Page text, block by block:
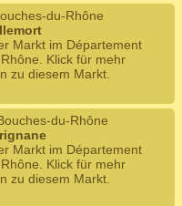
du-Rhône
Markt im Département
Klick für mehr
zu diesem Markt.
du-Rhône
Markt im Département
Klick für mehr
zu diesem Markt.